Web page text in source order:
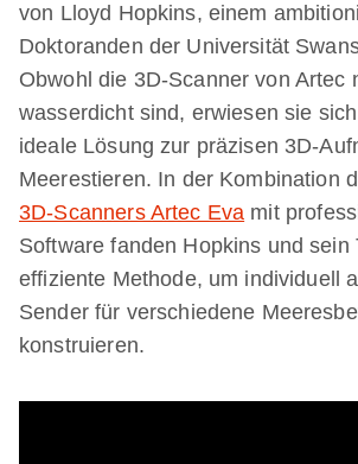
von Lloyd Hopkins, einem
Doktoranden der Universität
Obwohl die 3D-Scanner von Artec
wasserdicht sind, erwiesen sie
ideale Lösung zur präzisen 3D-
Meerestieren. In der Kombination
3D-Scanners Artec Eva mit
Software fanden Hopkins und sein
effiziente Methode, um individuell
Sender für verschiedene
konstruieren.